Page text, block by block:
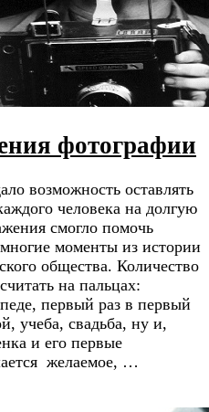
фотографии
возможность оставлять
человека на долгую
смогло помочь
моменты из истории
общества. Количество
на пальцах:
первый раз в первый
учеба, свадьба, ну и,
и его первые
желаемое, …